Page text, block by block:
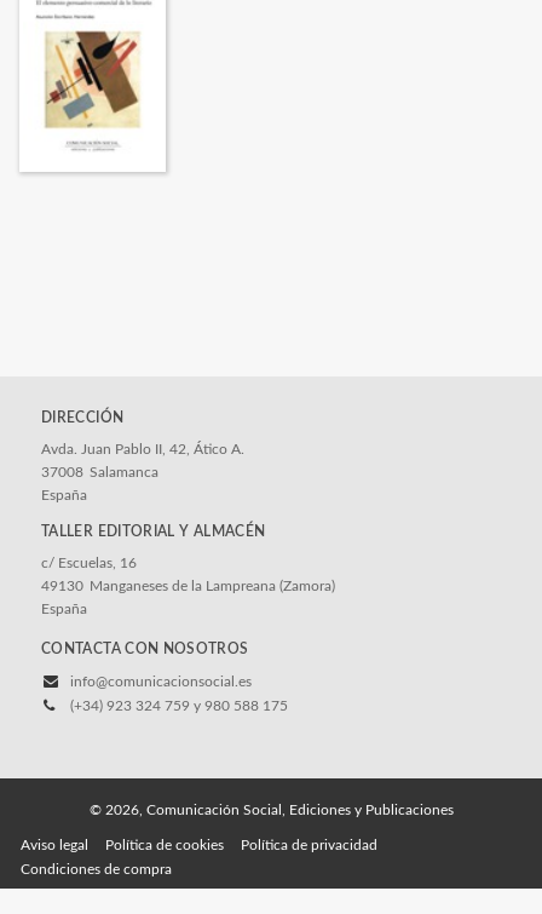
DIRECCIÓN
Avda. Juan Pablo II, 42, Ático A.
37008 Salamanca
España
c/ Escuelas, 16
49130 Manganeses de la Lampreana (Zamora)
España
CONTACTA CON NOSOTROS
info@comunicacionsocial.es
(+34) 923 324 759 y 980 588 175
© 2026, Comunicación Social, Ediciones y Publicaciones
Aviso legal Política de cookies
Política de privacidad
Condiciones de compra